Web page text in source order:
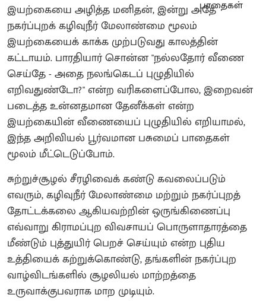
இயற்கையை அழித்த மனிதன், இன்று அதே
நகர்ப்புறக் கழிவுநீர் மேலாண்மை மூலம்
இயற்கையைக் காக்க முற்படுவது காலத்தின்
கட்டாயம். பாரதியார் சொன்ன "நல்லதோர் வீணை
செய்தே - அதை நலங்கெடப் புழுதியில்
எறிவதுண்டோ?" என்ற வரிகளைப்போல, இறைவன்
படைத்த உன்னதமான தேனீக்கள் என்ற
இயற்கையின் வீணையைப் புழுதியில் எறியாமல்,
இந்த அறிவியல் பூர்வமான பசுமைப் பாதைகள்
மூலம் மீட்டெடுப்போம்.
சுற்றுச்சூழல் சீரழிவைக் கண்டு கவலைப்படும்
எவரும், கழிவுநீர் மேலாண்மை மற்றும் நகர்ப்புறத்
தோட்டக்கலை ஆகியவற்றின் ஒருங்கிணைப்பு
எவ்வாறு கிராமப்புற விவசாயப் பொருளாதாரத்தை
மீண்டும் புத்துயிர் பெறச் செய்யும் என்ற புதிய
உத்தியைக் கற்றுக்கொண்டு, தங்களின் நகர்ப்புற
வாழ்விடங்களில் சூழலியல் மாற்றத்தை
உருவாக்குபவராக மாற முடியும்.